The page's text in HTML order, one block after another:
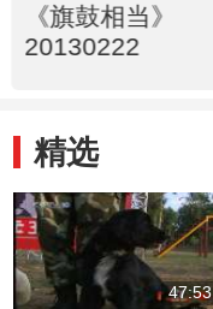
《旗鼓相当》
20130222
精选
47:53